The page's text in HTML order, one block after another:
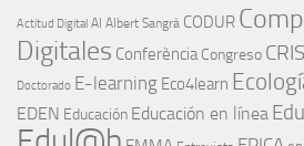
Actitud Digital AI Albert Sangrà CODUR
Digitales Conferència Congreso
Doctorado E-learning Eco4learn
EDEN Educación Educación en línea